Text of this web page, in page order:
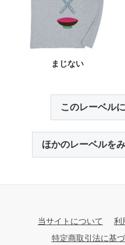
まじない
このレーベル
ほかのレーベルを
当サイトについて 利
特定商取引法に基